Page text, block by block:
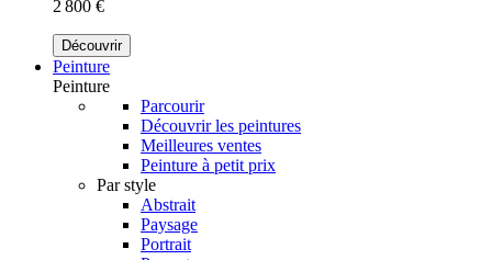
2 800 €
Découvrir
Peinture
Peinture
Parcourir
Découvrir les peintures
Meilleures ventes
Peinture à petit prix
Par style
Abstrait
Paysage
Portrait